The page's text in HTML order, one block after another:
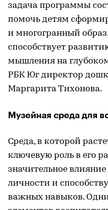
задача программы
помочь детям
и многогранный
способствует
мышления на
РБК Юг директор
Маргарита Тихонова.
Музейная среда для
Среда, в которой
ключевую роль в его
значительное
личности и
важных навыков.